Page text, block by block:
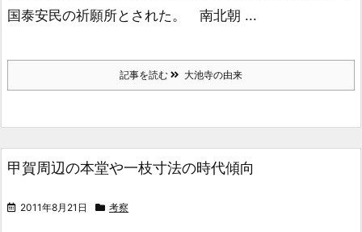
国泰安民の祈願所とされた。
南北朝 ...
記事を読む 大池寺の由来
甲賀周辺の本堂や一枝寸法の時代傾向
2011年8月21日 考察